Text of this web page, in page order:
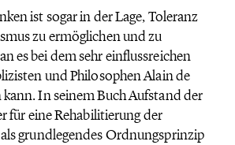
ist sogar in der Lage, Toleranz
zu ermöglichen und zu
es bei dem sehr einflussreichen
und Philosophen Alain de
In seinem Buch Aufstand der
für eine Rehabilitierung der
als grundlegendes Ordnungsprinzip